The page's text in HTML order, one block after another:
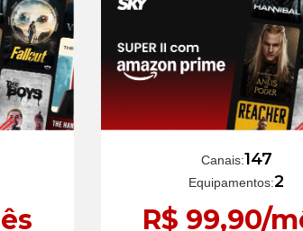
Canais:147
Equipamentos:2
R$ 99,90/